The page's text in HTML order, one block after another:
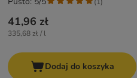
41,96 zł
335,68 zł / l
Dodaj do koszyka